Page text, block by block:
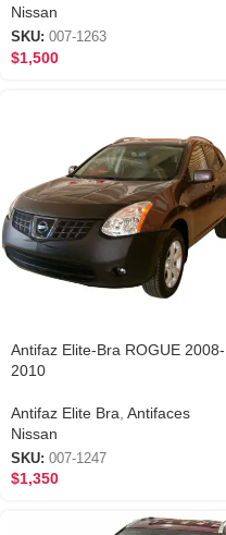
Nissan
SKU: 007-1263
$1,500
Antifaz Elite-Bra ROGUE 2008-
2010
Antifaz Elite Bra Antifaces
Nissan
SKU: 007-1247
$1,350